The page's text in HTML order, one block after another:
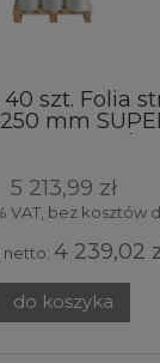
40 szt. Folia
mm
9kg
5 213,99 zł
VAT, bez kosztów
netto: 4 239,02
do koszyka